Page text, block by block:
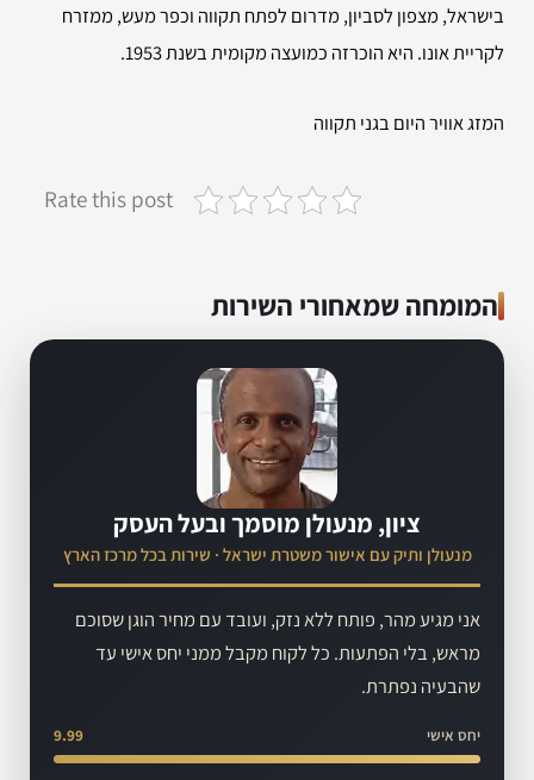
בישראל, מצפון לסביון, מדרום לפתח תקווה וכפר מעש, ממזרח
לקריית אונו. היא הוכרזה כמועצה מקומית בשנת 1953.
המזג אוויר היום בגני תקווה
Rate this post
המומחה שמאחורי השירות
ציון, מנעולן מוסמך ובעל העסק
מנעולן ותיק עם אישור משטרת ישראל · שירות בכל מרכז הארץ
אני מגיע מהר, פותח ללא נזק, ועובד עם מחיר הוגן שסוכם
מראש, בלי הפתעות. כל לקוח מקבל ממני יחס אישי עד
שהבעיה נפתרת.
יחס אישי 9.99